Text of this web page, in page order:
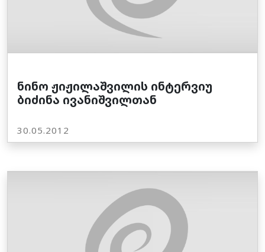
ნინო ჟიჟილაშვილის ინტერვიუ
ბიძინა ივანიშვილთან
30.05.2012